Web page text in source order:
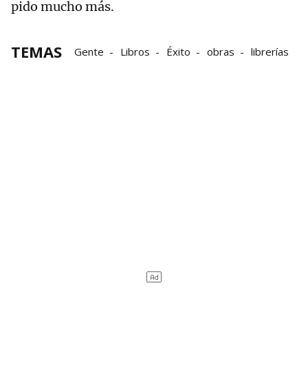
pido mucho más.
TEMAS Gente Libros Éxito obras librerías